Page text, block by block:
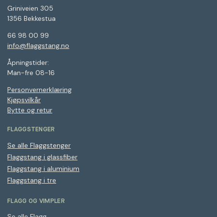
Griniveien 305
1356 Bekkestua
66 98 00 99
info@flaggstang.no
Åpningstider:
Man-fre 08-16
Personvernerklæring
Kjøpsvilkår
Bytte og retur
FLAGGSTENGER
Se alle Flaggstenger
Flaggstang i glassfiber
Flaggstang i aluminium
Flaggstang i tre
FLAGG OG VIMPLER